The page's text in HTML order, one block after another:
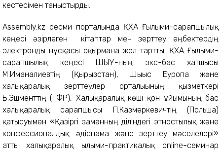
кестесімен таныстырды.
Аssembly.kz ресми порталында ҚХА Ғылыми-сарапшылық
кеңесі әзірлеген кітаптар мен зерттеу еңбектердің
электронды нұсқасы оқырманға жол тартты. ҚХА Ғылыми-
сарапшылық кеңесі ШЫҰ-ның экс-бас хатшысы
М.Иманалиевтің (Қырғызстан), Шығыс Еуропа және
халықаралық зерттеулер орталығының қызметкері
Б.Эшменттің (ГФР), Халықаралық көші-қон ұйымының бас
халықаралық сарапшысы П.Казмеркевичтің (Польша)
қатысуымен «Қазіргі заманның діліндегі этностылық және
конфессионалдық: әдіснама және зерттеу мәселелері»
атты халықаралық ғылыми-практикалық online-семинар